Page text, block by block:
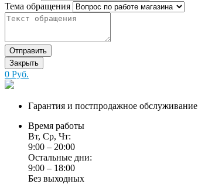
Тема обращения
Отправить
Закрыть
0 Руб.
Гарантия и постпродажное обслуживание
Время работы
Вт, Ср, Чт:
9:00 – 20:00
Остальные дни:
9:00 – 18:00
Без выходных